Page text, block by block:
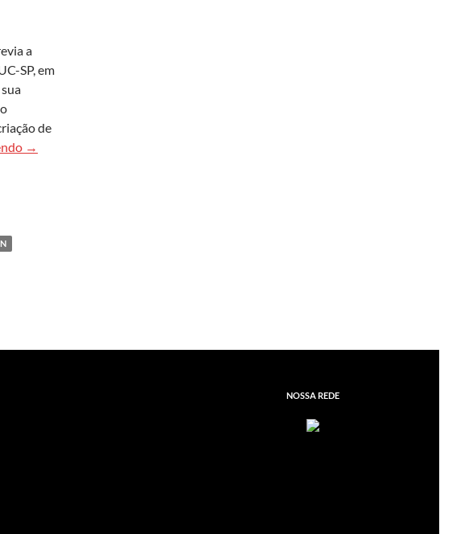
a
SP, em
de
Morte na era digital: como empresas de tecnologia dão novos sentidos ao luto
→
NOSSA REDE